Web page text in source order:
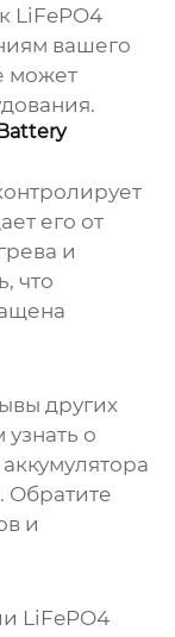
LiFePO4
вашего
может
его от
и
что
других
о
Обратите
и
LiFePO4